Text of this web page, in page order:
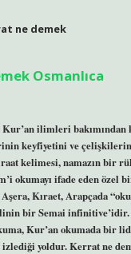
ne demek
Osmanlıca
ilimleri bakımından
keyfiyetini ve
kelimesi, namazın bir
okumayı ifade eden özel
Kıraet, Arapçada
Kur’an okumada bir
yoldur. Kerrat ne